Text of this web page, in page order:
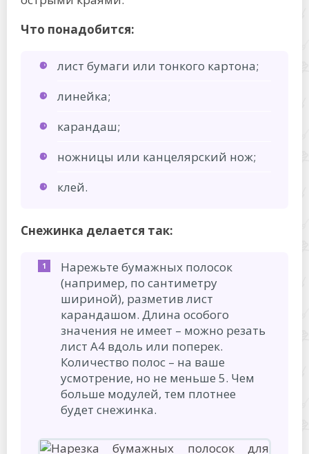
Что понадобится:
лист бумаги или тонкого картона;
линейка;
карандаш;
ножницы или канцелярский нож;
клей.
Снежинка делается так:
Нарежьте бумажных полосок
(например, по сантиметру
шириной), разметив лист
карандашом. Длина особого
значения не имеет – можно резать
лист А4 вдоль или поперек.
Количество полос – на ваше
усмотрение, но не меньше 5. Чем
больше модулей, тем плотнее
будет снежинка.